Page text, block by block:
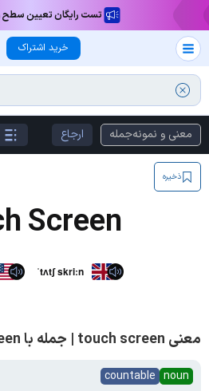
تست رایگان تعیین سطح
خرید اشتراک
معنی و نمونه‌جمله ارجاع
ذخیره
Screen
ˈtʌtʃ skriːn
معنی touch screen | جمله با touch screen
noun
countable